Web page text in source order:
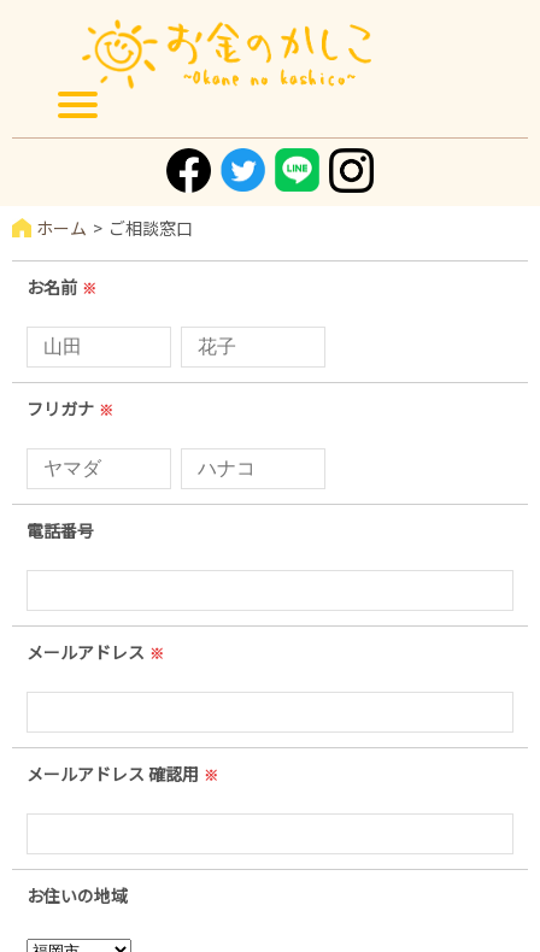
ホーム ご相談窓口
お名前 ※
フリガナ ※
電話番号
メールアドレス ※
メールアドレス 確認用 ※
お住いの地域